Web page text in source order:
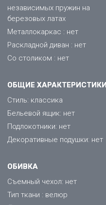
независимых пружин на
березовых латах
Металлокаркас : нет
Раскладной диван : нет
Со столиком : нет
ОБЩИЕ ХАРАКТЕРИСТИКИ
Стиль: классика
Бельевой ящик: нет
Подлокотники: нет
Декоративные подушки: нет
ОБИВКА
Съемный чехол: нет
Тип ткани : велюр